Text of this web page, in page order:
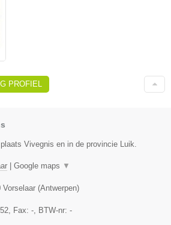
PROFIEL
Vivegnis en in de provincie Luik.
Google maps ▼
Vorselaar (Antwerpen)
, Fax: - , BTW-nr: -